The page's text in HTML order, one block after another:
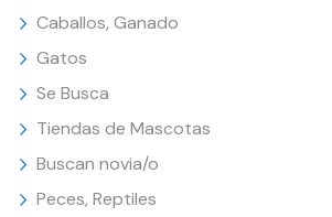
Caballos, Ganado
Gatos
Se Busca
Tiendas de Mascotas
Buscan novia/o
Peces, Reptiles